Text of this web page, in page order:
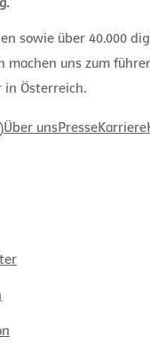
sowie über 40.000
machen uns zum
in Österreich.
Über unsPresseKarriere